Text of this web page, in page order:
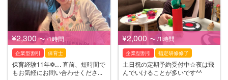
¥2,300 〜 /1時間
企業型割引 保育士
保育経験11年❁.｡. 直前、短時間で
もお気軽にお問い合わせくださ...
¥2,000 〜 /1時間
企業型割引 指定研修修了
土日祝の定期予約受付中☆夜は飛
んでいけることが多いです^^